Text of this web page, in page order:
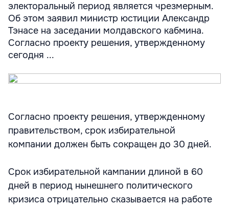
электоральный период является чрезмерным.
Об этом заявил министр юстиции Александр
Тэнасе на заседании молдавского кабмина.
Согласно проекту решения, утвержденному
сегодня ...
Согласно проекту решения, утвержденному
правительством, срок избирательной
компании должен быть сокращен до 30 дней.
Срок избирательной кампании длиной в 60
дней в период нынешнего политического
кризиса отрицательно сказывается на работе